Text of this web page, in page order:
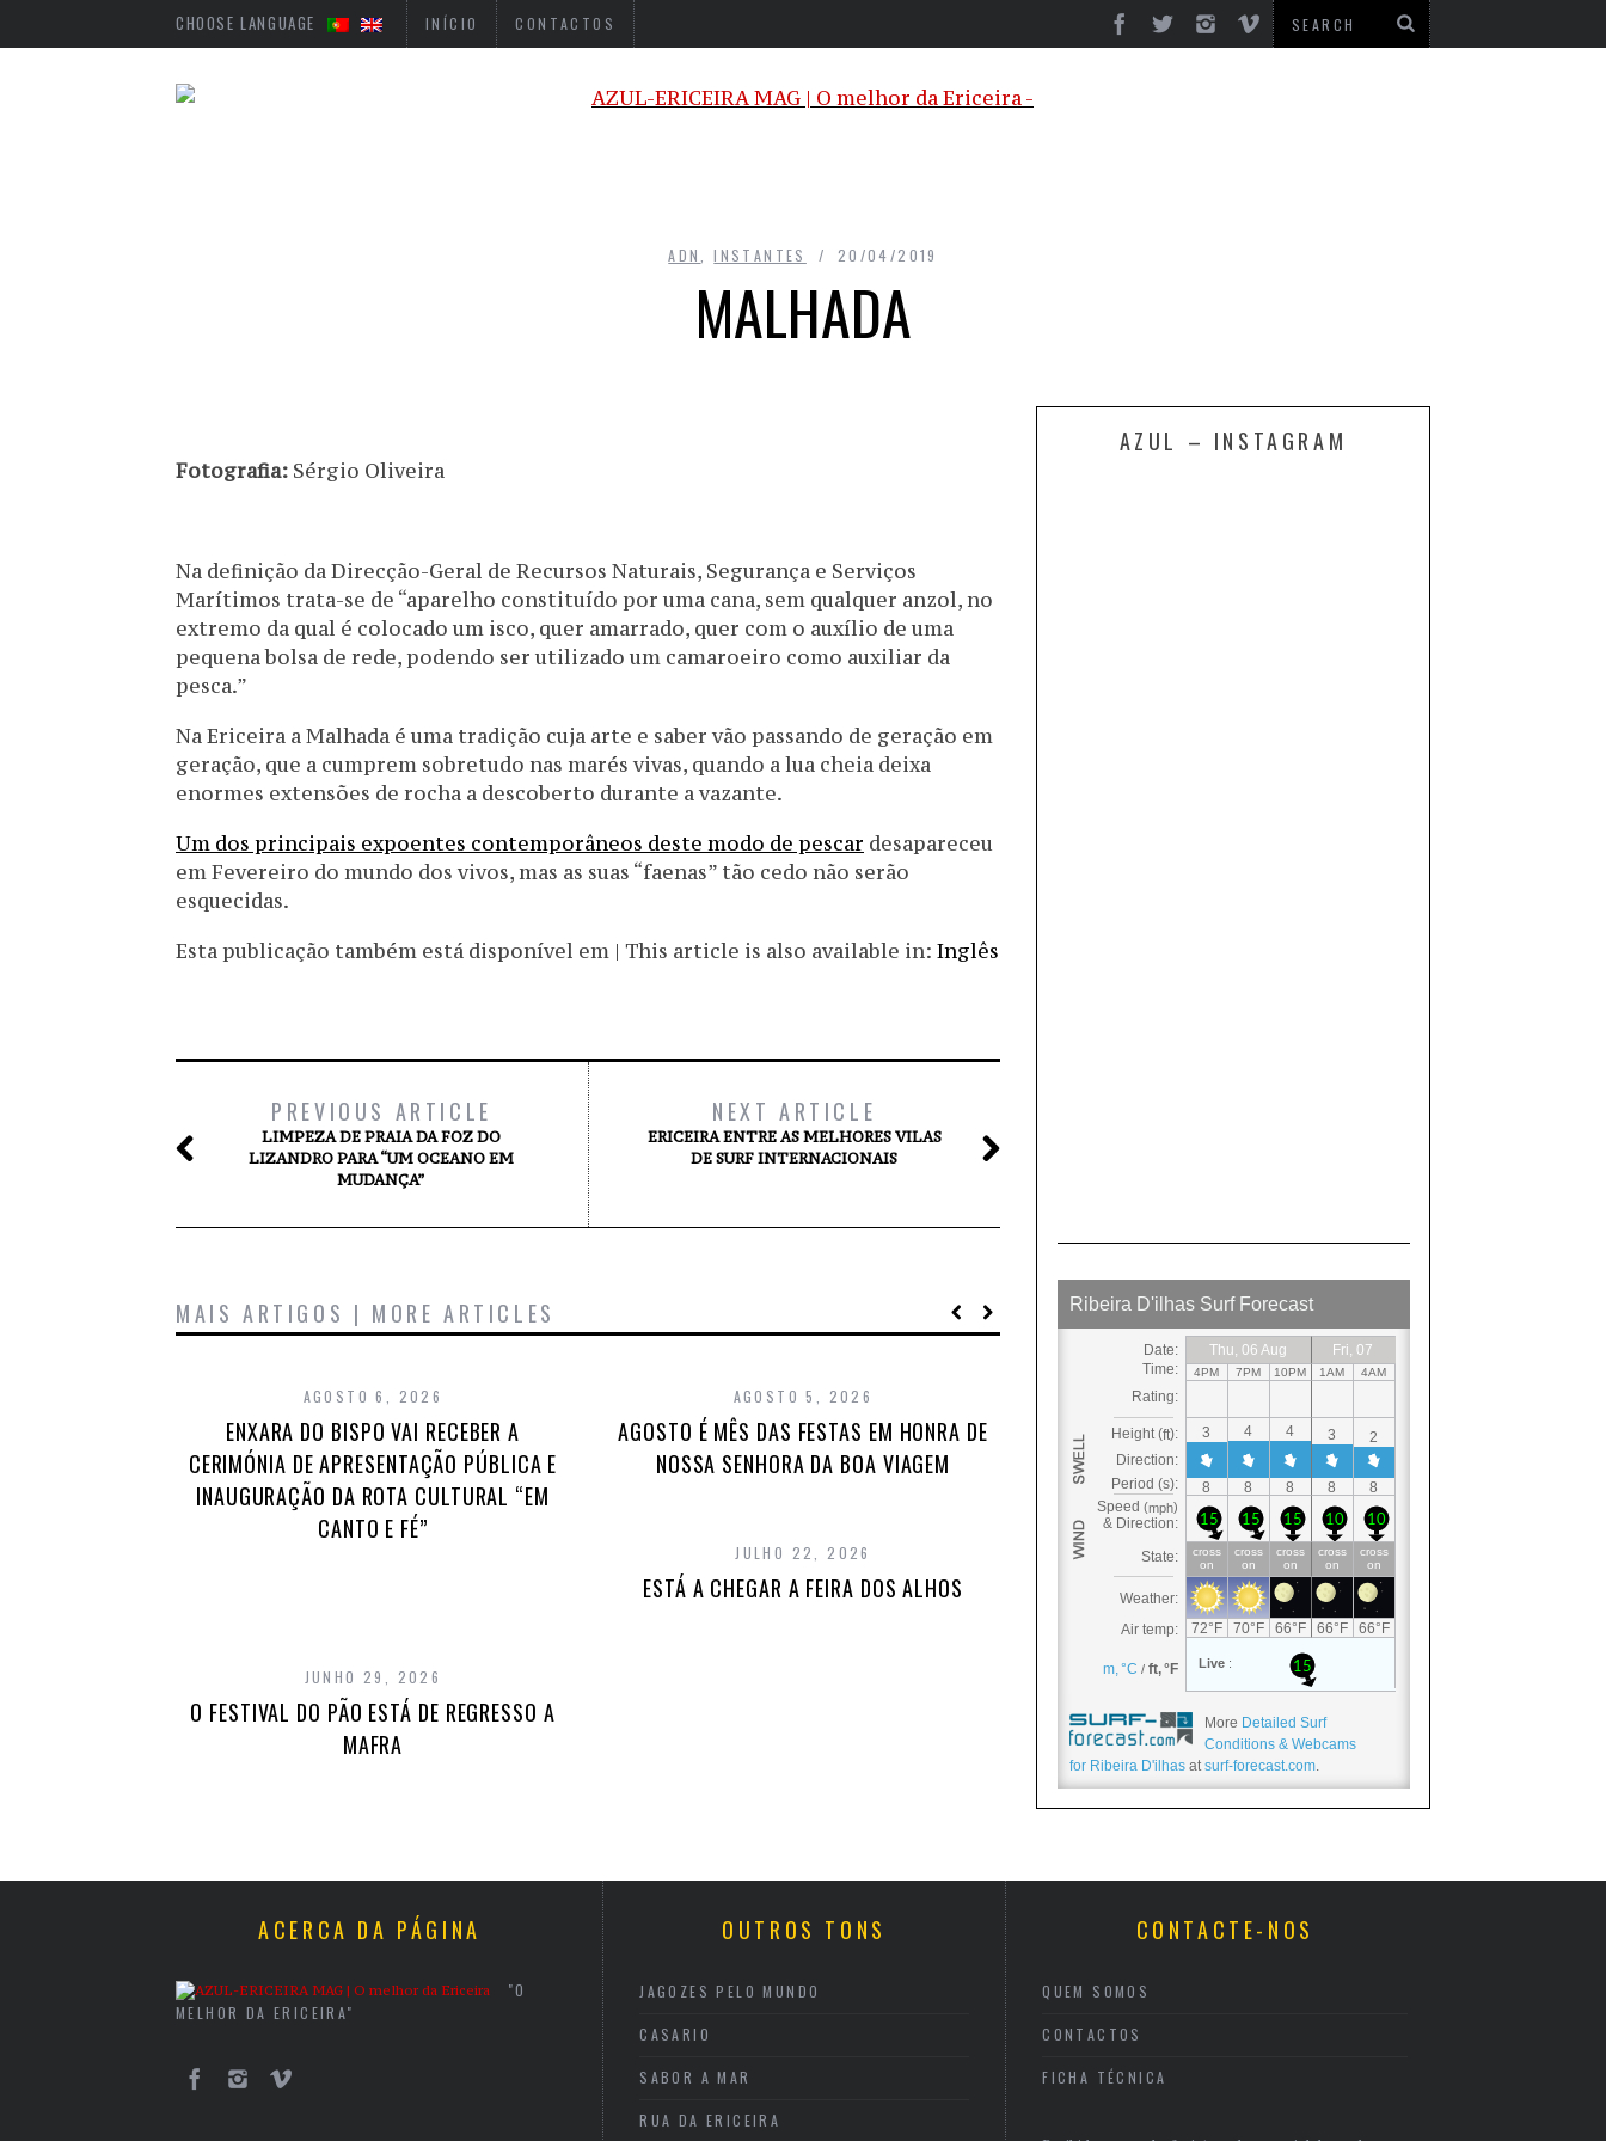
CHOOSE LANGUAGE INÍCIO CONTACTOS
ADN ,INSTANTES 20/04/2019
MALHADA
Fotografia: Sérgio Oliveira
Na definição da Direcção-Geral de Recursos Naturais, Segurança e Serviços
Marítimos trata-se de “aparelho constituído por uma cana, sem qualquer anzol, no
extremo da qual é colocado um isco, quer amarrado, quer com o auxílio de uma
pequena bolsa de rede, podendo ser utilizado um camaroeiro como auxiliar da
pesca.”
Na Ericeira a Malhada é uma tradição cuja arte e saber vão passando de geração em
geração, que a cumprem sobretudo nas marés vivas, quando a lua cheia deixa
enormes extensões de rocha a descoberto durante a vazante.
Um dos principais expoentes contemporâneos deste modo de pescar desapareceu
em Fevereiro do mundo dos vivos, mas as suas “faenas” tão cedo não serão
esquecidas.
Esta publicação também está disponível em | This article is also available in: Inglês
PREVIOUS ARTICLE
LIMPEZA DE PRAIA DA FOZ DO
LIZANDRO PARA “UM OCEANO EM
MUDANÇA”
NEXT ARTICLE
ERICEIRA ENTRE AS MELHORES VILAS
DE SURF INTERNACIONAIS
MAIS ARTIGOS | MORE ARTICLES
AGOSTO 6, 2026
ENXARA DO BISPO VAI RECEBER A
CERIMÓNIA DE APRESENTAÇÃO PÚBLICA E
INAUGURAÇÃO DA ROTA CULTURAL “EM
CANTO E FÉ”
AGOSTO 5, 2026
AGOSTO É MÊS DAS FESTAS EM HONRA DE
NOSSA SENHORA DA BOA VIAGEM
JULHO 22, 2026
ESTÁ A CHEGAR A FEIRA DOS ALHOS
JUNHO 29, 2026
O FESTIVAL DO PÃO ESTÁ DE REGRESSO A
MAFRA
AZUL – INSTAGRAM
More Detailed Surf
Conditions & Webcams
for Ribeira D'ilhas at surf-forecast.com.
ACERCA DA PÁGINA
"O
MELHOR DA ERICEIRA"
OUTROS TONS
JAGOZES PELO MUNDO
CASARIO
SABOR A MAR
RUA DA ERICEIRA
CONTACTE-NOS
QUEM SOMOS
CONTACTOS
FICHA TÉCNICA